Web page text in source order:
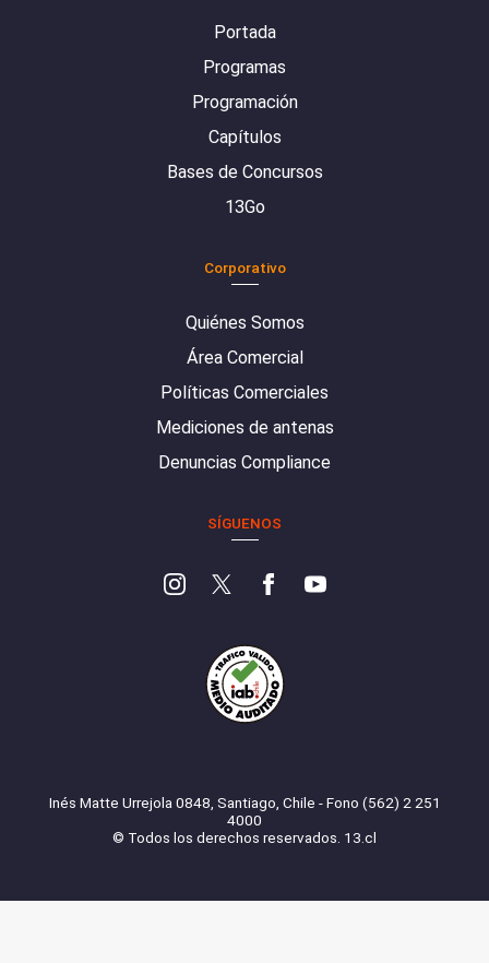
Portada
Programas
Programación
Capítulos
Bases de Concursos
13Go
Corporativo
Quiénes Somos
Área Comercial
Políticas Comerciales
Mediciones de antenas
Denuncias Compliance
SÍGUENOS
Inés Matte Urrejola 0848, Santiago, Chile - Fono (562) 2 251
4000
© Todos los derechos reservados. 13.cl